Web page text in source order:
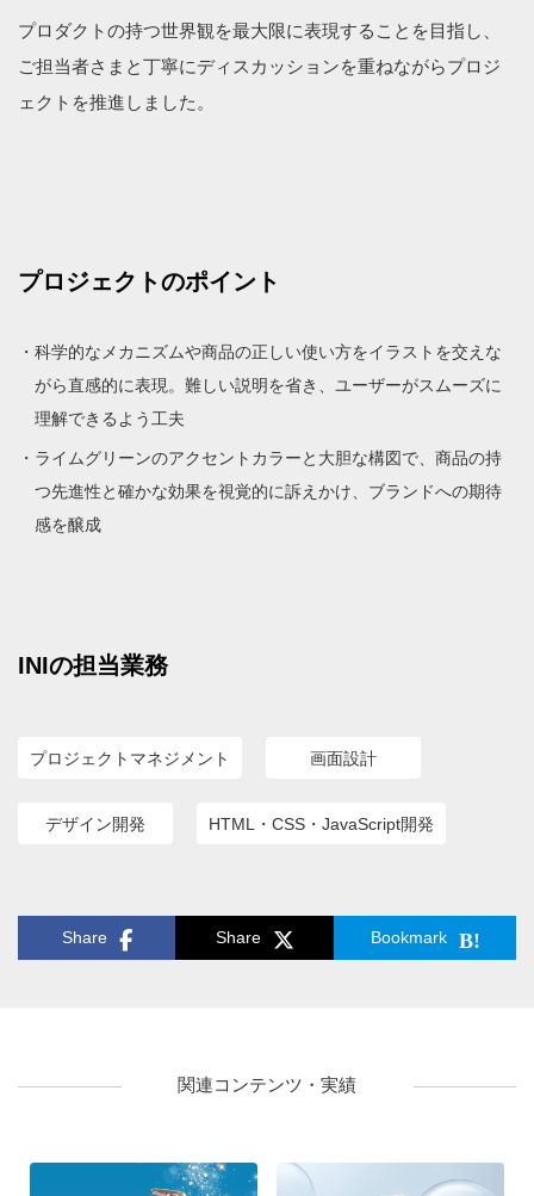
プロダクトの持つ世界観を最大限に表現することを目指し、
ご担当者さまと丁寧にディスカッションを重ねながらプロジ
ェクトを推進しました。
プロジェクトのポイント
科学的なメカニズムや商品の正しい使い方をイラストを交えな
がら直感的に表現。難しい説明を省き、ユーザーがスムーズに
理解できるよう工夫
ライムグリーンのアクセントカラーと大胆な構図で、商品の持
つ先進性と確かな効果を視覚的に訴えかけ、ブランドへの期待
感を醸成
INIの担当業務
プロジェクトマネジメント 画面設計
デザイン開発 HTML・CSS・JavaScript開発
Share Share Bookmark
関連コンテンツ・実績